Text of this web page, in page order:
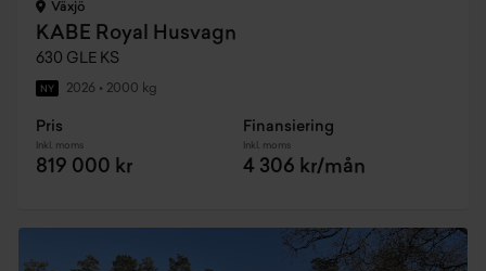
Växjö
KABE Royal Husvagn
630 GLE KS
NY 2026 • 2000 kg
Pris
Inkl. moms
819 000 kr
Finansiering
Inkl. moms
4 306 kr/mån